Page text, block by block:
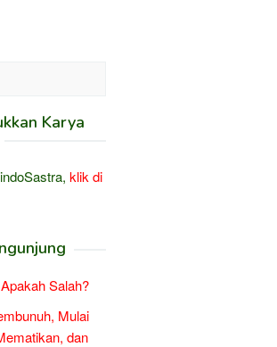
Karya
klik di
Salah?
Mulai
dan